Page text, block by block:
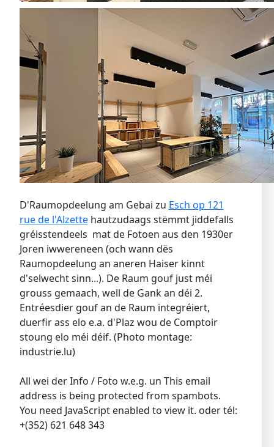
D'Raumopdeelung am Gebai zu Esch op 121
rue de l'Alzettehautzudaags stëmmt jiddefalls
gréisstendeels mat de Fotoen aus den 1930er
Joren iwwereneen (och wann dës
Raumopdeelung an aneren Haiser kinnt
d'selwecht sinn...). De Raum gouf just méi
grouss gemaach, well de Gank an déi 2.
Entréesdier gouf an de Raum integréiert,
duerfir ass elo e.a. d'Plaz wou de Comptoir
stoung elo méi déif. (Photo montage:
industrie.lu)
All wei der Info / Foto w.e.g. un This email
address is being protected from spambots.
You need JavaScript enabled to view it. oder tél:
+(352) 621 648 343